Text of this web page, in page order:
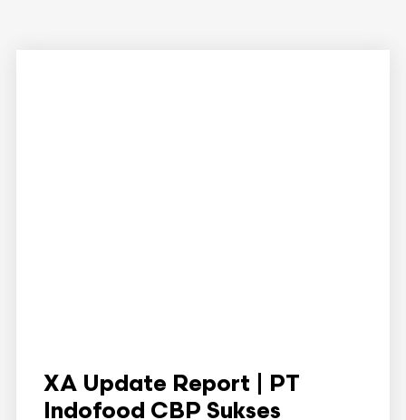
XA Update Report | PT
Indofood CBP Sukses